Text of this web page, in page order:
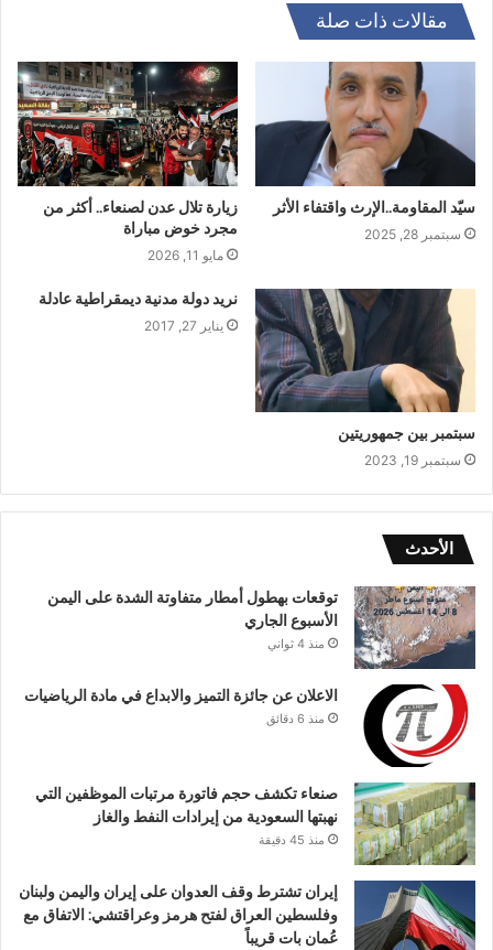
مقالات ذات صلة
سيّد المقاومة..الإرث واقتفاء الأثر
سبتمبر 28, 2025
زيارة تلال عدن لصنعاء.. أكثر من
مجرد خوض مباراة
مايو 11, 2026
سبتمبر بين جمهوريتين
سبتمبر 19, 2023
نريد دولة مدنية ديمقراطية عادلة
يناير 27, 2017
الأحدث
توقعات بهطول أمطار متفاوتة الشدة على اليمن
الأسبوع الجاري
منذ 4 ثواني
الاعلان عن جائزة التميز والابداع في مادة الرياضيات
منذ 6 دقائق
صنعاء تكشف حجم فاتورة مرتبات الموظفين التي
نهبتها السعودية من إيرادات النفط والغاز
منذ 45 دقيقة
إيران تشترط وقف العدوان على إيران واليمن ولبنان
وفلسطين العراق لفتح هرمز وعراقتشي: الاتفاق مع
عُمان بات قريباً